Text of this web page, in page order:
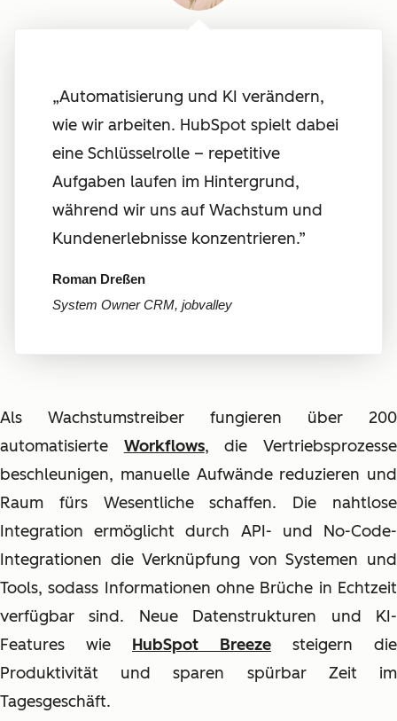
„Automatisierung und KI verändern,
wie wir arbeiten. HubSpot spielt dabei
eine Schlüsselrolle – repetitive
Aufgaben laufen im Hintergrund,
während wir uns auf Wachstum und
Kundenerlebnisse konzentrieren.”
Roman Dreßen
System Owner CRM, jobvalley
Als Wachstumstreiber fungieren über 200
automatisierte Workflows, die Vertriebsprozesse
beschleunigen, manuelle Aufwände reduzieren und
Raum fürs Wesentliche schaffen. Die nahtlose
Integration ermöglicht durch API- und No-Code-
Integrationen die Verknüpfung von Systemen und
Tools, sodass Informationen ohne Brüche in Echtzeit
verfügbar sind. Neue Datenstrukturen und KI-
Features wie HubSpot Breeze steigern die
Produktivität und sparen spürbar Zeit im
Tagesgeschäft.